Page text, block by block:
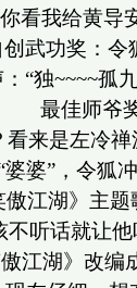
我给黄导
武功奖：令
独~~~~孤九
最佳师爷
看来是左
婆”，令狐
湖》主题歌
听话就让
湖》改编